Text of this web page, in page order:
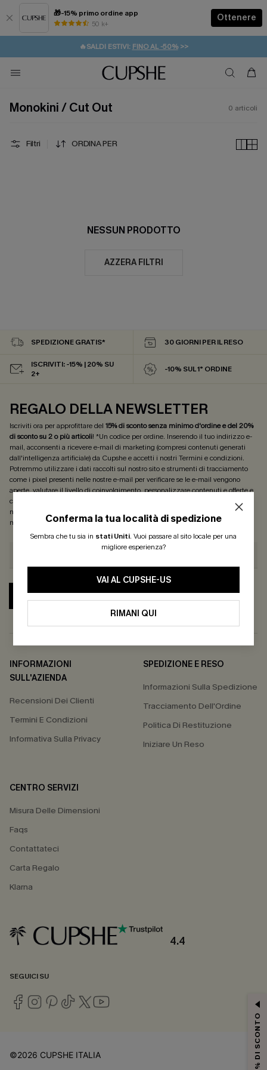
🎁-15% primo ordine app
50 k+
Ottenere
⚡️-15% SUGLI ESSENZIALI DA VACANZA | ACQUISTA
🔥SALDI ESTIVI: FINO AL -50%>>
🚚SPEDIZIONE GRATUITA DA 49€
💌REGALO PER I NUOVI: 20% DI SCONTO*
Monokini / Cut Out 0 articoli
Filtri ORDINA PER
NESSUN PRODOTTO
AZZERA FILTRI
Conferma la tua località di spedizione
Sembra che tu sia in stati Uniti. Vuoi passare al sito locale per una
migliore esperienza?
VAI AL CUPSHE-US
RIMANI QUI
SPEDIZIONE GRATIS* 30 GIORNI PER IL RESO
ISCRIVITI: -15% | 20% SU
2+
-10% SUL 1° ORDINE
REGALO DELLA NEWSLETTER
Iscriviti ora per approfittare del 15% di sconto senza minimo d'ordine e del 20%
di sconto su 2 o più articoli! *Un codice per ordine. Inserendo il tuo indirizzo e-
mail, acconsenti a ricevere e-mail di marketing (compresi contenuti generati
dall'intelligenza artificiale) da Cupshe e accetti i nostri Termini e condizioni.
Potremmo utilizzare i dati raccolti sul nostro sito e strumenti di tracciamento
come i pixel presenti nelle nostre e-mail per verificare se le e-mail vengono
aperte, valutare il livello di coinvolgimento, personalizzare contenuti e offerte e
consigliarti prodotti che potrebbero interessarti, il tutto come descritto nella
nostra
momento.
ABBONATI
INFORMAZIONI
SULL'AZIENDA
Recensioni Dei Clienti
Termini E Condizioni
Informativa Sulla Privacy
SPEDIZIONE E RESO
Informazioni Sulla Spedizione
Tracciamento Dell'Ordine
Politica Di Restituzione
Iniziare Un Reso
CENTRO SERVIZI
Misura Delle Dimensioni
Faqs
Contattateci
Carta Regalo
Klarna
4.4
SEGUICI SU
©2026 CUPSHE ITALIA 15% DI SCONTO